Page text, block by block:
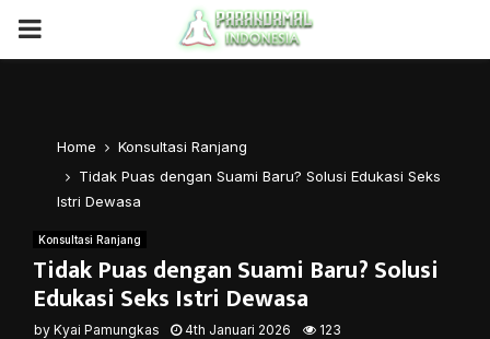
PRIMARY
Home
Konsultasi Ranjang
Tidak Puas dengan Suami Baru? Solusi Edukasi Seks
Istri Dewasa
Konsultasi Ranjang
Tidak Puas dengan Suami Baru? Solusi
Edukasi Seks Istri Dewasa
by Kyai Pamungkas 4th Januari 2026 123